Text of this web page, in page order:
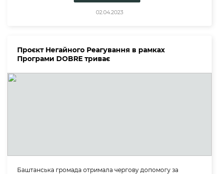
02.04.2023
Проєкт Негайного Реагування в рамках
Програми DOBRE триває
Баштанська громада отримала чергову допомогу за